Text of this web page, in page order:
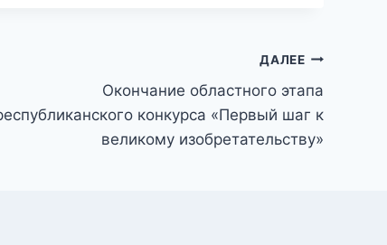
ДАЛЕЕ
Окончание областного этапа
конкурса «Первый шаг к
великому изобретательству»